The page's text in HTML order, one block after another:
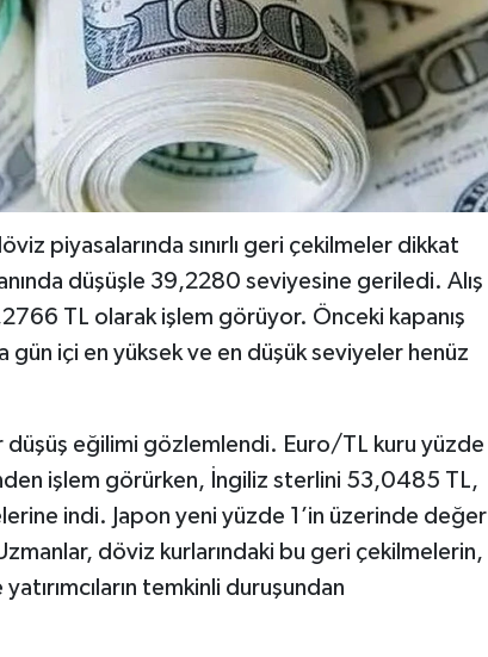
piyasalarında sınırlı geri çekilmeler dikkat
düşüşle 39,2280 seviyesine geriledi. Alış
TL olarak işlem görüyor. Önceki kapanış
içi en yüksek ve en düşük seviyeler henüz
düşüş eğilimi gözlemlendi. Euro/TL kuru yüzde
işlem görürken, İngiliz sterlini 53,0485 TL,
indi. Japon yeni yüzde 1’in üzerinde değer
döviz kurlarındaki bu geri çekilmelerin,
temkinli duruşundan